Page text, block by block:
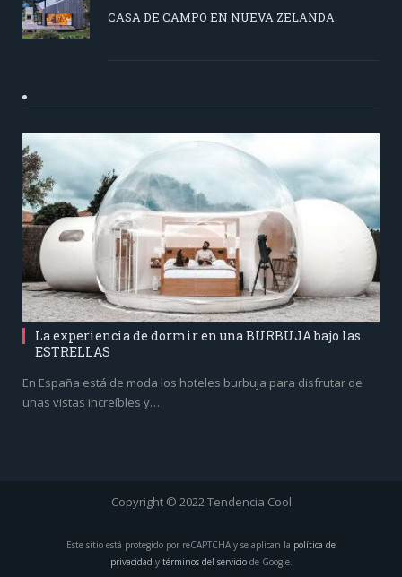
CASA DE CAMPO EN NUEVA ZELANDA
La experiencia de dormir en una BURBUJA bajo las
ESTRELLAS
En España está de moda los hoteles burbuja para disfrutar de
unas vistas increíbles y…
Copyright © 2022 Tendencia Cool
Este sitio está protegido por reCAPTCHA y se aplican la política de
privacidad y términos del serviciode Google.